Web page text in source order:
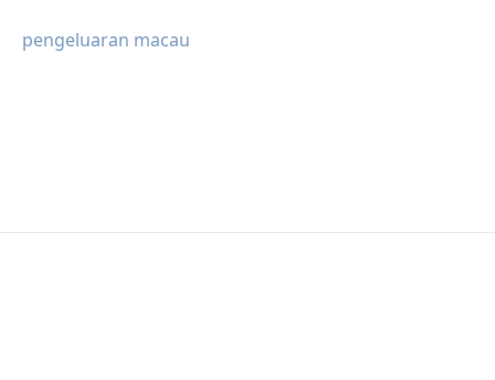
pengeluaran macau